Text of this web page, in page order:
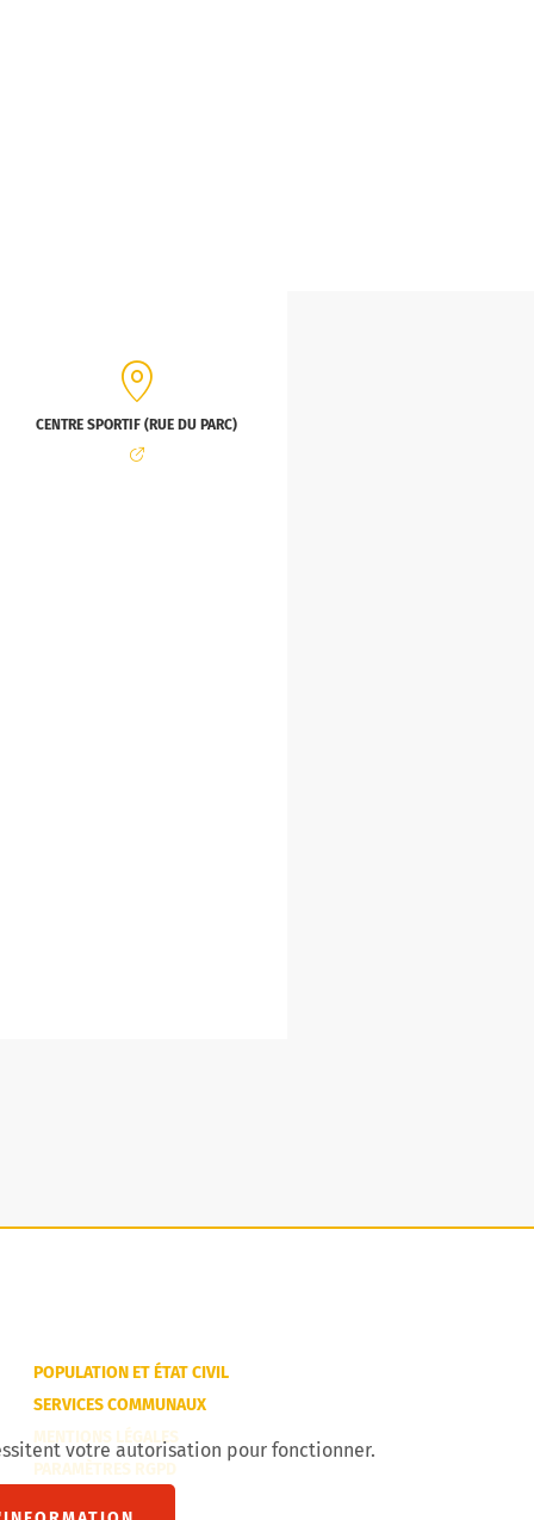
CENTRE SPORTIF (RUE DU PARC)
POPULATION ET ÉTAT CIVIL
SERVICES COMMUNAUX
MENTIONS LÉGALES
PARAMÈTRES RGPD
votre autorisation pour fonctionner.